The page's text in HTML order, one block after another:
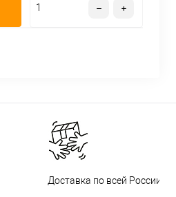
Доставка по всей России